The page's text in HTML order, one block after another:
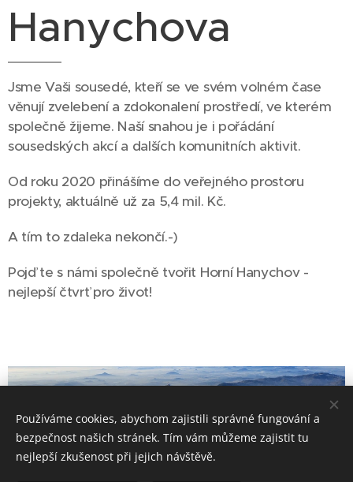
Hanychova
Jsme Vaši sousedé, kteří se ve svém volném čase
věnují zvelebení a zdokonalení prostředí, ve kterém
společně žijeme. Naší snahou je i pořádání
sousedských akcí a dalších komunitních aktivit.
Od roku 2020 přinášíme do veřejného prostoru
projekty, aktuálně už za 5,4 mil. Kč.
A tím to zdaleka nekončí.-)
Pojď te s námi společně tvořit Horní Hanychov -
nejlepší čtvrť pro život!
Používáme cookies, abychom zajistili správné fungování a
bezpečnost našich stránek. Tím vám můžeme zajistit tu
nejlepší zkušenost při jejich návštěvě.